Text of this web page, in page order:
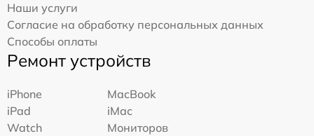
Наши услуги
Согласие на обработку персональных данных
Способы оплаты
Ремонт устройств
iPhone
MacBook
iPad
iMac
Watch
Мониторов